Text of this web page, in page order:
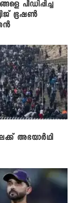
പീഡിപ്പിച്ച
ഭൂഷൺ
അഭയാർഥി